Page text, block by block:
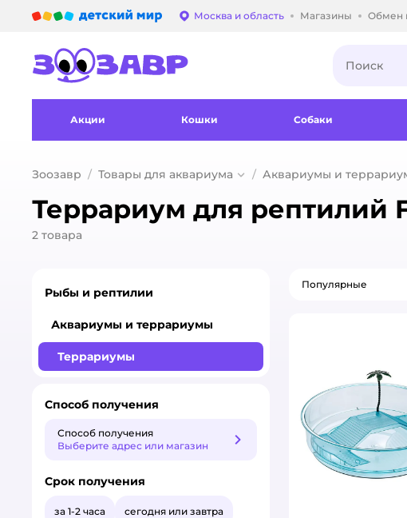
Выбор адреса доставки.
Москва и область Магазины Обмен
Акции Кошки Собаки
Зоозавр Товары для аквариума Аквариумы и
Террариум для рептилий
2 товара
Популярные
Рыбы и рептилии
Аквариумы и террариумы
Террариумы
Способ получения
Способ получения
Выберите адрес или магазин
Способ получения
Срок получения
за 1-2 часа сегодня или завтра